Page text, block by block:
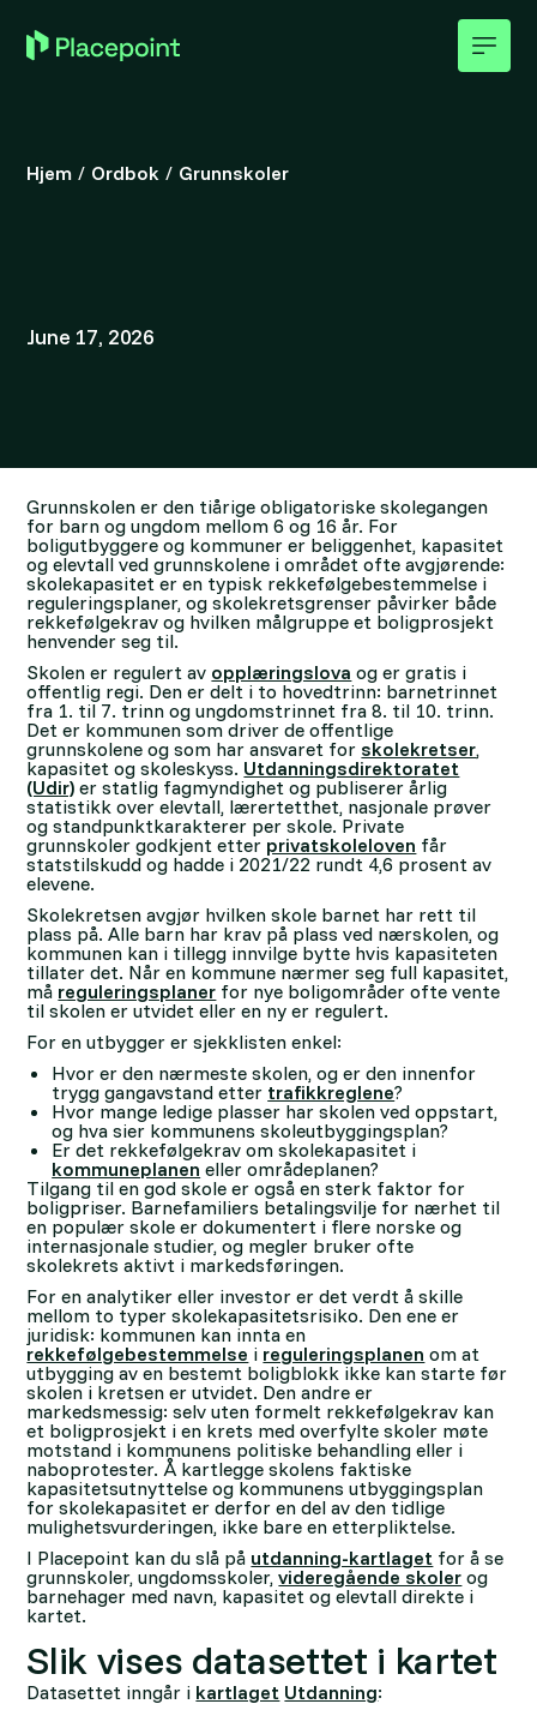
Hjem / Ordbok / Grunnskoler
June 17, 2026
Grunnskolen er den tiårige obligatoriske skolegangen
for barn og ungdom mellom 6 og 16 år. For
boligutbyggere og kommuner er beliggenhet, kapasitet
og elevtall ved grunnskolene i området ofte avgjørende:
skolekapasitet er en typisk rekkefølgebestemmelse i
reguleringsplaner, og skolekretsgrenser påvirker både
rekkefølgekrav og hvilken målgruppe et boligprosjekt
henvender seg til.
Skolen er regulert av opplæringslova og er gratis i
offentlig regi. Den er delt i to hovedtrinn: barnetrinnet
fra 1. til 7. trinn og ungdomstrinnet fra 8. til 10. trinn.
Det er kommunen som driver de offentlige
grunnskolene og som har ansvaret for skolekretser,
kapasitet og skoleskyss. Utdanningsdirektoratet
(Udir) er statlig fagmyndighet og publiserer årlig
statistikk over elevtall, lærertetthet, nasjonale prøver
og standpunktkarakterer per skole. Private
grunnskoler godkjent etter privatskoleloven får
statstilskudd og hadde i 2021/22 rundt 4,6 prosent av
elevene.
Skolekretsen avgjør hvilken skole barnet har rett til
plass på. Alle barn har krav på plass ved nærskolen, og
kommunen kan i tillegg innvilge bytte hvis kapasiteten
tillater det. Når en kommune nærmer seg full kapasitet,
må reguleringsplaner for nye boligområder ofte vente
til skolen er utvidet eller en ny er regulert.
For en utbygger er sjekklisten enkel:
Hvor er den nærmeste skolen, og er den innenfor
trygg gangavstand etter trafikkreglene?
Hvor mange ledige plasser har skolen ved oppstart,
og hva sier kommunens skoleutbyggingsplan?
Er det rekkefølgekrav om skolekapasitet i
kommuneplanen eller områdeplanen?
Tilgang til en god skole er også en sterk faktor for
boligpriser. Barnefamiliers betalingsvilje for nærhet til
en populær skole er dokumentert i flere norske og
internasjonale studier, og megler bruker ofte
skolekrets aktivt i markedsføringen.
For en analytiker eller investor er det verdt å skille
mellom to typer skolekapasitetsrisiko. Den ene er
juridisk: kommunen kan innta en
rekkefølgebestemmelse i reguleringsplanen om at
utbygging av en bestemt boligblokk ikke kan starte før
skolen i kretsen er utvidet. Den andre er
markedsmessig: selv uten formelt rekkefølgekrav kan
et boligprosjekt i en krets med overfylte skoler møte
motstand i kommunens politiske behandling eller i
naboprotester. Å kartlegge skolens faktiske
kapasitetsutnyttelse og kommunens utbyggingsplan
for skolekapasitet er derfor en del av den tidlige
mulighetsvurderingen, ikke bare en etterpliktelse.
I Placepoint kan du slå på utdanning-kartlaget for å se
grunnskoler, ungdomsskoler,videregående skoler og
barnehager med navn, kapasitet og elevtall direkte i
kartet.
Slik vises datasettet i kartet
Datasettet inngår i kartlaget Utdanning: